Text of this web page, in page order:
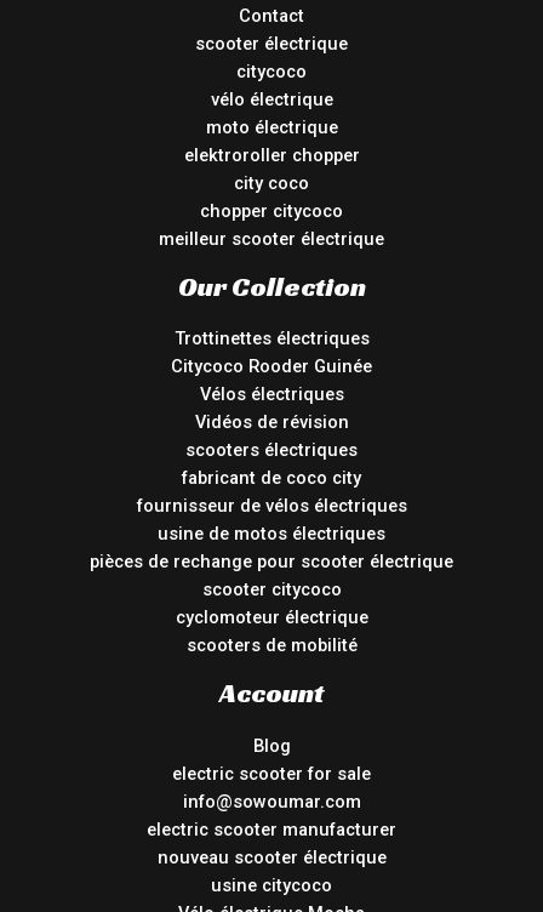
Contact
scooter électrique
citycoco
vélo électrique
moto électrique
elektroroller chopper
city coco
chopper citycoco
meilleur scooter électrique
Our Collection
Trottinettes électriques
Citycoco Rooder Guinée
Vélos électriques
Vidéos de révision
scooters électriques
fabricant de coco city
fournisseur de vélos électriques
usine de motos électriques
pièces de rechange pour scooter électrique
scooter citycoco
cyclomoteur électrique
scooters de mobilité
Account
Blog
electric scooter for sale
info@sowoumar.com
electric scooter manufacturer
nouveau scooter électrique
usine citycoco